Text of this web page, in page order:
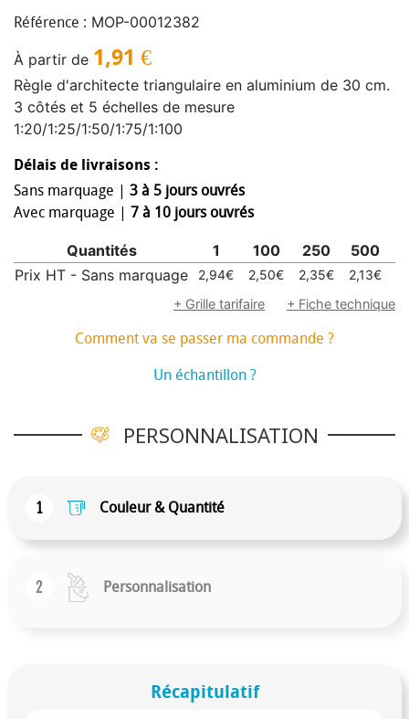
Référence : MOP-00012382
À partir de 1,91 €
Règle d'architecte triangulaire en aluminium de 30 cm.
3 côtés et 5 échelles de mesure
1:20/1:25/1:50/1:75/1:100
Délais de livraisons :
Sans marquage | 3 à 5 jours ouvrés
Avec marquage | 7 à 10 jours ouvrés
Quantités 1 100 250 500
Prix HT - Sans marquage
2,94€ 2,50€ 2,35€ 2,13€
+ Grille tarifaire
+ Fiche technique
Comment va se passer ma commande ?
Un échantillon ?
PERSONNALISATION
1 Couleur & Quantité
2 Personnalisation
Récapitulatif